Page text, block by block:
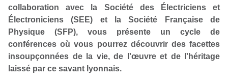
collaboration avec la Société des Électriciens et
Électroniciens (SEE) et la Société Française de
Physique (SFP), vous présente un cycle de
conférences où vous pourrez découvrir des facettes
insoupçonnées de la vie, de l'œuvre et de l'héritage
laissé par ce savant lyonnais.